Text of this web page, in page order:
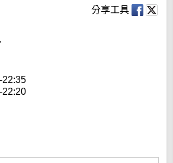
h
分享工具
22:35
22:20